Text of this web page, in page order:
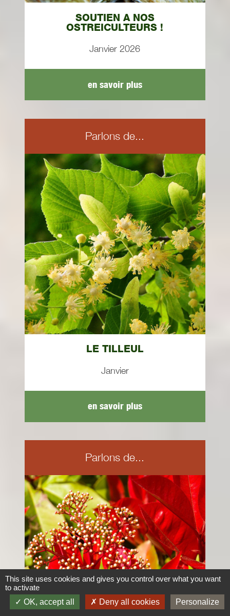
SOUTIEN A NOS
OSTREICULTEURS !
Janvier 2026
en savoir plus
Parlons de...
LE TILLEUL
Janvier
en savoir plus
Parlons de...
This site uses cookies and gives you control over what you want
to activate
OK, accept all
Deny all cookies Personalize